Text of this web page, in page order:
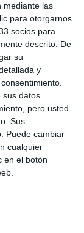
mediante las
para otorgarnos
socios para
descrito. De
su
y
sus datos
pero usted
Sus
Puede cambiar
cualquier
en el botón
el
porque, en
la riqueza,
de la
perder
paso en la
enlace: